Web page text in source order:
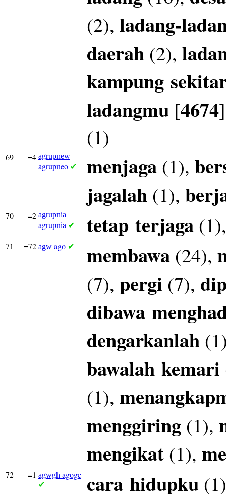
(2), ladang-
daerah (2),
kampung
ladangmu [4674
(1)
69 =4 agrupnew
agrupneo ✔ menjaga (1),
jagalah (1),
70 =2 agrupnia
agrupnia ✔ tetap terjaga
71 =72 agw ago ✔ membawa (24),
(7), pergi (7),
dibawa
dengarkanlah
bawalah kemari
(1),
menggiring (1),
mengikat (1),
72 =1 agwgh agoge
✔ cara hidupku (1)